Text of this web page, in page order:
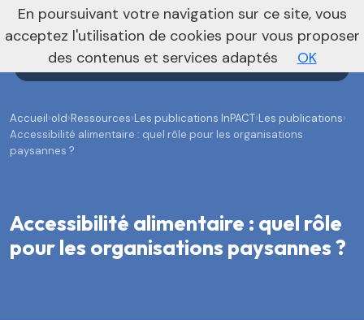
AgendaAnnoncesActualités
Accueil›old›Ressources›Les publications InPACT›Les publications›
Accessibilité alimentaire : quel rôle pour les organisations
paysannes ?
Accessibilité alimentaire : quel rôle
pour les organisations paysannes ?
En poursuivant votre navigation sur ce site, vous
acceptez l'utilisation de cookies pour vous proposer
des contenus et services adaptés
OK